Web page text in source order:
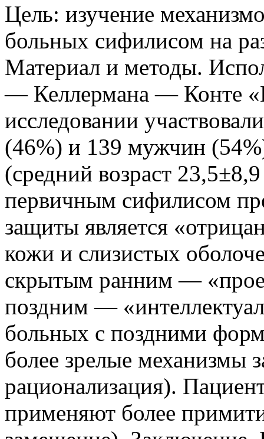
Цель: изучение
больных сифилисом на
Материал и методы.
— Келлермана — Конте
исследовании
(46%) и 139 мужчин
(средний возраст
первичным сифилисом
защиты является
кожи и слизистых
скрытым ранним —
поздним —
больных с поздними
более зрелые механизмы
рационализация).
применяют более